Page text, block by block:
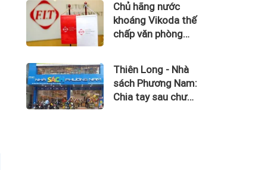
Chủ hãng nước
khoáng Vikoda thế
chấp văn phòng
doanh thua lỗ
Thiên Long - Nhà
sách Phương Nam:
Chia tay sau chưa